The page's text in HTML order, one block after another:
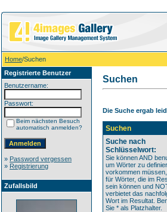
Home/Suchen
Registrierte Benutzer
Benutzername:
Passwort:
Beim nächsten Besuch
automatisch anmelden?
» Password vergessen
» Registrierung
Zufallsbild
Suchen
Die Suche ergab
Suchen
Suche nach
Schlüsselwort:
Sie können AND
um Wörter zu
vorkommen
für Wörter, die im
sein können und
verbietet das
Wort im Resultat.
Sie * als Platzhalter.